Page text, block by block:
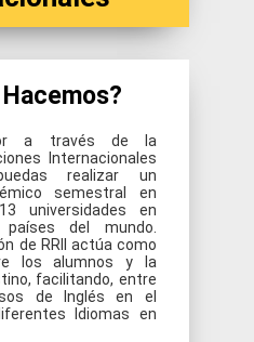
a través de la
Internacionales
realizar un
semestral en
universidades en
del mundo.
de RRII actúa como
los alumnos y la
facilitando, entre
de Inglés en el
Idiomas en